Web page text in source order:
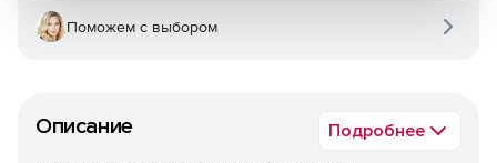
Описание Подробнее
Поможем с выбором